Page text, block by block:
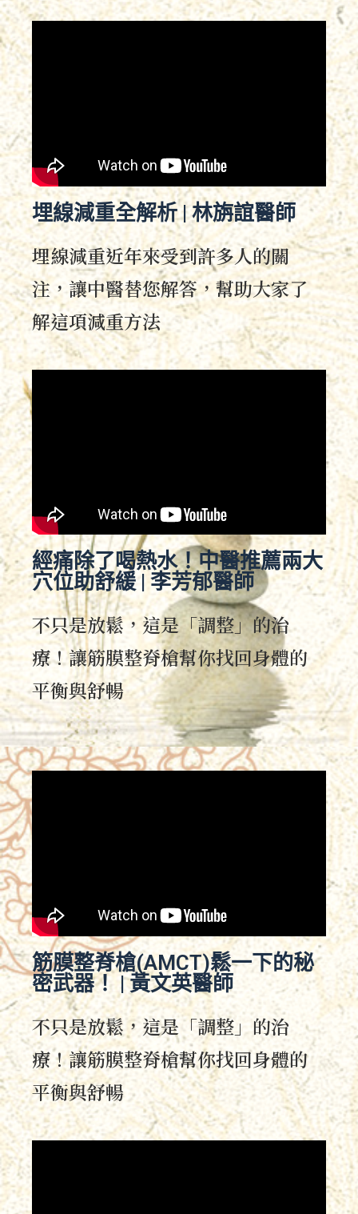
埋線減重全解析 | 林旃誼醫師
埋線減重近年來受到許多人的關
注，讓中醫替您解答，幫助大家了
解這項減重方法
經痛除了喝熱水！中醫推薦兩大
穴位助舒緩 | 李芳郁醫師
不只是放鬆，這是「調整」的治
療！讓筋膜整脊槍幫你找回身體的
平衡與舒暢
筋膜整脊槍(AMCT)鬆一下的秘
密武器！ | 黃文英醫師
不只是放鬆，這是「調整」的治
療！讓筋膜整脊槍幫你找回身體的
平衡與舒暢